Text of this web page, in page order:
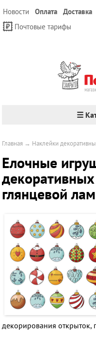
Новости Оплата Доставка
Почтовые тарифы
☰
Главная → Наклейки
Елочные
глянцевой
декорирования открыток,